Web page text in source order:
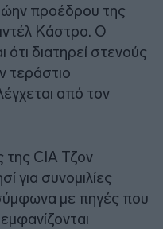
προέδρου της
Κάστρο. Ο
διατηρεί στενούς
τεράστιο
από τον
της CIA Τζον
για συνομιλίες
με πηγές που